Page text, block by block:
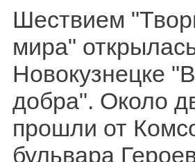
Шествием
мира"
Новокузнецке
добра". Около
прошли от
бульвара